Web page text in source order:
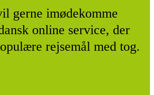
gerne imødekomme
online service, der
rejsemål med tog.